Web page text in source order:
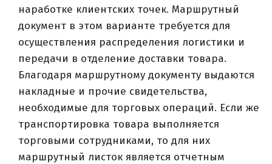
наработке клиентских точек. Маршрутный
документ в этом варианте требуется для
осуществления распределения логистики и
передачи в отделение доставки товара.
Благодаря маршрутному документу выдаются
накладные и прочие свидетельства,
необходимые для торговых операций. Если же
транспортировка товара выполняется
торговыми сотрудниками, то для них
маршрутный листок является отчетным